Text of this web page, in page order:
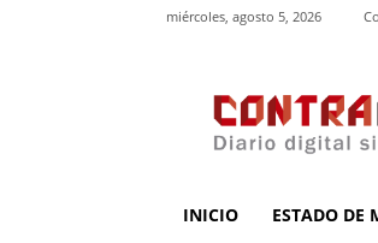
miércoles, agosto 5, 2026
INICIO ESTADO DE